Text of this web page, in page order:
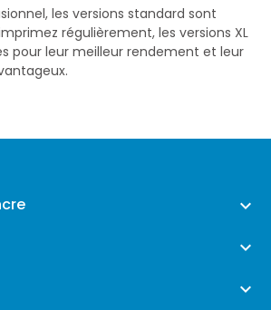
les versions standard sont
régulièrement, les versions XL
pour leur meilleur rendement et leur


